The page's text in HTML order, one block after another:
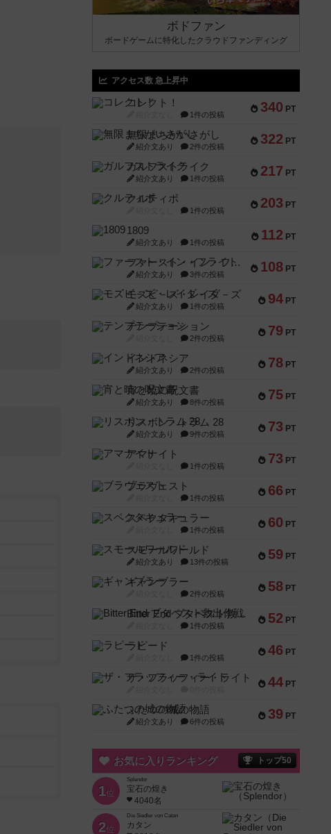
ボドファン
ボードゲームに特化したクラウドファンディング
アクセス数 急上昇中
340 PT
コレクト！
1件の投稿
322 PT
無限まちがいさがし
紹介文あり 2件の投稿
217 PT
ガルフストライク
紹介文あり 1件の投稿
203 PT
クルティボ
1件の投稿
112 PT
1809
紹介文あり 1件の投稿
108 PT
ファースト・イン・フライト
紹介文あり 3件の投稿
94 PT
モズビ－ズ・レイダ－ズ
紹介文あり 1件の投稿
79 PT
テンプテーション
2件の投稿
78 PT
インドネシア
紹介文あり 2件の投稿
75 PT
宵と暁の呪文書
紹介文あり 8件の投稿
73 PT
リスボン・トラム 28
紹介文あり 9件の投稿
73 PT
アマナイト
1件の投稿
66 PT
ブラヴェスト
1件の投稿
60 PT
スペクタキュラー
1件の投稿
59 PT
スモールワールド
紹介文あり 13件の投稿
58 PT
ギャンブラー
2件の投稿
52 PT
Bitter End ブタペスト救出作戦
1件の投稿
46 PT
ラピード
1件の投稿
44 PT
ザ・フラッフィー・ライト
39 PT
ふたつの城の物語
紹介文あり 6件の投稿
お気に入りランキング トップ50
1位
Splendor
宝石の煌き
4040名
2位
Die Siedler von Catan
カタン